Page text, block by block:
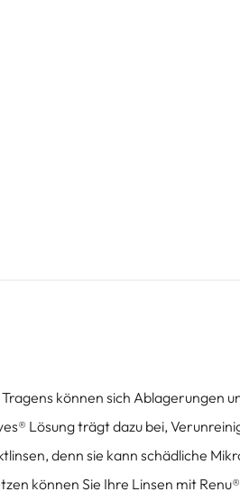
können sich Ablagerungen
Lösung trägt dazu bei,
denn sie kann schädliche
können Sie Ihre Linsen mit